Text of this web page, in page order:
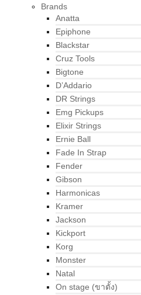
Brands
Anatta
Epiphone
Blackstar
Cruz Tools
Bigtone
D’Addario
DR Strings
Emg Pickups
Elixir Strings
Ernie Ball
Fade In Strap
Fender
Gibson
Harmonicas
Kramer
Jackson
Kickport
Korg
Monster
Natal
On stage (ขาตั้ง)